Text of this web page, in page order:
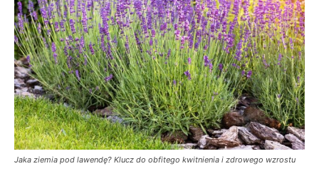
Jaka ziemia pod lawendę? Klucz do obfitego kwitnienia i zdrowego wzrostu